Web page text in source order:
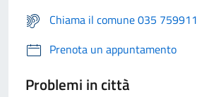
Chiama il comune 035 759911
Prenota un appuntamento
Problemi in città